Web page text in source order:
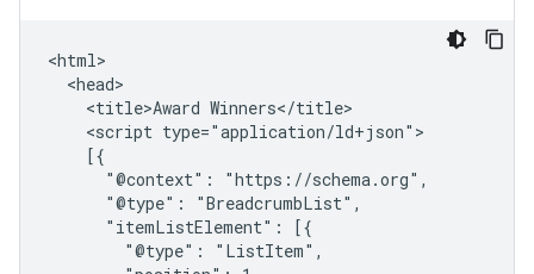
<html>
  <head>
    <title>Award Winners</title>
    <script type="application/ld+json">
    [{
      "@context": "https://schema.org",
      "@type": "BreadcrumbList",
      "itemListElement": [{
        "@type": "ListItem",